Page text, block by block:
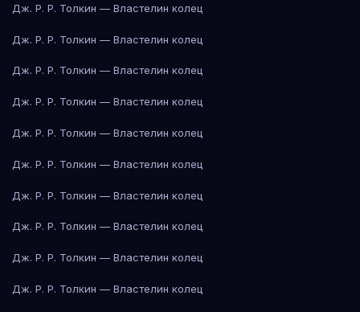
Дж. Р. Р. Толкин — Властелин колец
Дж. Р. Р. Толкин — Властелин колец
Дж. Р. Р. Толкин — Властелин колец
Дж. Р. Р. Толкин — Властелин колец
Дж. Р. Р. Толкин — Властелин колец
Дж. Р. Р. Толкин — Властелин колец
Дж. Р. Р. Толкин — Властелин колец
Дж. Р. Р. Толкин — Властелин колец
Дж. Р. Р. Толкин — Властелин колец
Дж. Р. Р. Толкин — Властелин колец